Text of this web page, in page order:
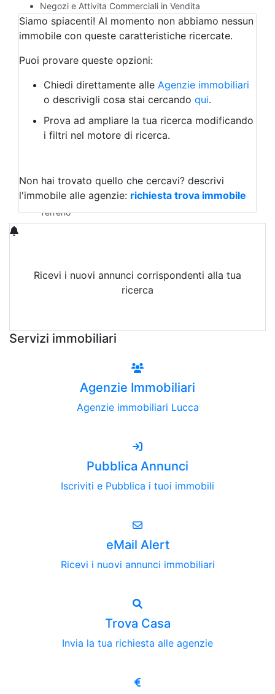
Negozi e Attivita Commerciali in Vendita
Qualsiasi
Attività/Licenza Commerciale
Azienda Agricola
Bar/Ristorante
Albergo
Laboratorio Artigianale
Negozio/locale commerciale
Agriturismo
Magazzini
Qualsiasi
Terreno edificabile
Terreno
Siamo spiacenti! Al momento non abbiamo nessun
immobile con queste caratteristiche ricercate.
Puoi provare queste opzioni:
Chiedi direttamente alle Agenzie immobiliari
o descrivigli cosa stai cercando qui.
Prova ad ampliare la tua ricerca modificando
i filtri nel motore di ricerca.
Non hai trovato quello che cercavi? descrivi
l'immobile alle agenzie: richiesta trova immobile
Ricevi i nuovi annunci corrispondenti alla tua
ricerca
Servizi immobiliari
Agenzie Immobiliari
Agenzie immobiliari Lucca
Pubblica Annunci
Iscriviti e Pubblica i tuoi immobili
eMail Alert
Ricevi i nuovi annunci immobiliari
Trova Casa
Invia la tua richiesta alle agenzie